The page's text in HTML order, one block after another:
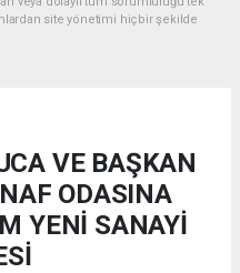
site yönetimi hiçbir şekilde
VE BAŞKAN
ODASINA
YENİ SANAYİ